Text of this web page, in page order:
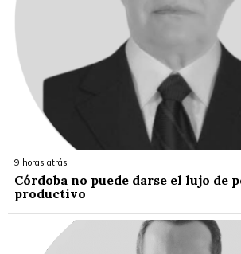
9 horas atrás
Córdoba no puede darse el lujo de
productivo